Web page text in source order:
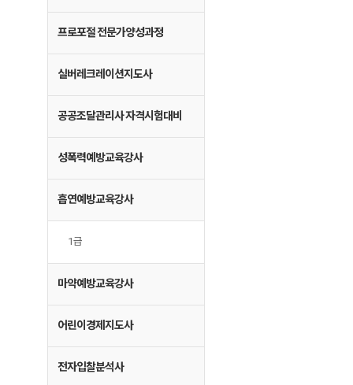
프로포절 전문가양성과정
실버레크레이션지도사
공공조달관리사 자격시험대비
성폭력예방교육강사
흡연예방교육강사
1급
마약예방교육강사
어린이경제지도사
전자입찰분석사